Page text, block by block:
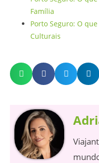
Família
Porto Seguro: O
Culturais